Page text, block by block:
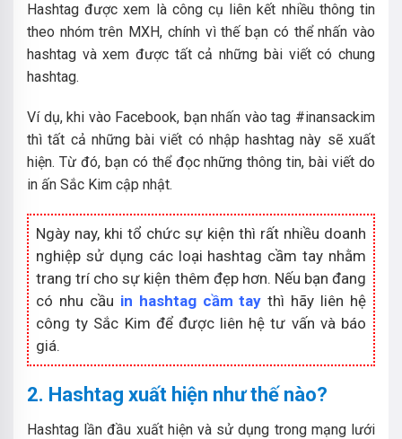
Hashtag được xem là công cụ liên kết nhiều thông tin
theo nhóm trên MXH, chính vì thế bạn có thể nhấn vào
hashtag và xem được tất cả những bài viết có chung
hashtag.
Ví dụ, khi vào Facebook, bạn nhấn vào tag #inansackim
thì tất cả những bài viết có nhập hashtag này sẽ xuất
hiện. Từ đó, bạn có thể đọc những thông tin, bài viết do
in ấn Sắc Kim cập nhật.
Ngày nay, khi tổ chức sự kiện thì rất nhiều doanh
nghiệp sử dụng các loại hashtag cầm tay nhằm
trang trí cho sự kiện thêm đẹp hơn. Nếu bạn đang
có nhu cầu in hashtag cầm tay thì hãy liên hệ
công ty Sắc Kim để được liên hệ tư vấn và báo
giá.
2. Hashtag xuất hiện như thế nào?
Hashtag lần đầu xuất hiện và sử dụng trong mạng lưới